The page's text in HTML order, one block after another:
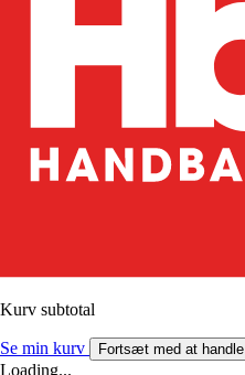
Kurv subtotal
Se min kurv Fortsæt med at handle
Loading...